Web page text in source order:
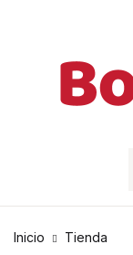
Inicio Tienda